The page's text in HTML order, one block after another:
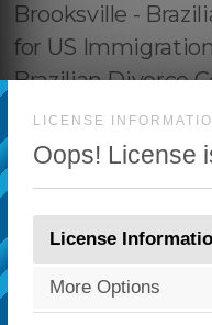
LICENSE
Oops! License
License
More Options